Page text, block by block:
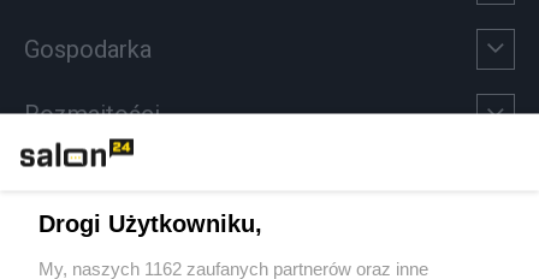
Gospodarka
Rozmaitości
Sport
Drogi Użytkowniku,
My, naszych 1162 zaufanych partnerów oraz inne